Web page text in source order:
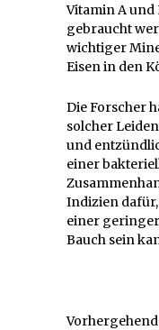
Vitamin A und
gebraucht
wichtiger
Eisen in den
Die Forscher
solcher
und
einer
Indizien dafür,
einer
Bauch sein